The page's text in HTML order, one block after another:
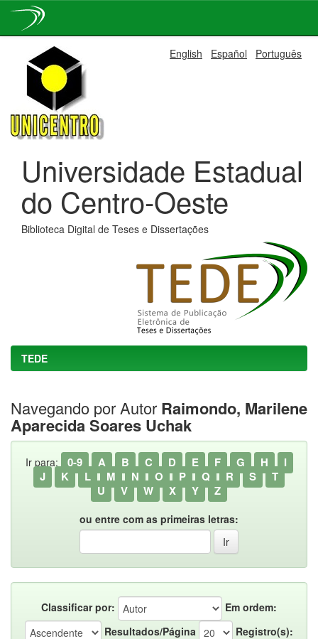
navigation
English Español Português
Universidade Estadual
do Centro-Oeste
Biblioteca Digital de Teses e Dissertações
TEDE
Navegando por Autor Raimondo, Marilene
Aparecida Soares Uchak
Ir para: 0-9 A B C D E F G H
I
J
K L M N O P Q R S
T
U
V W X Y Z
ou entre com as primeiras letras:
Classificar por:
Em ordem:
Resultados/Página
Registro(s):